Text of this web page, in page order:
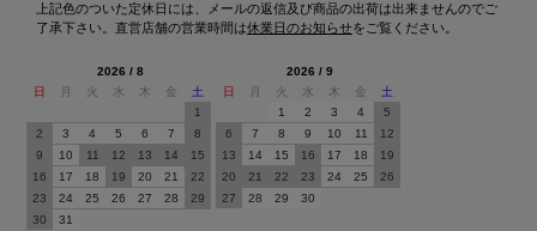
上記色のついた定休日には、メールの返信及び商品の出荷は出来ませんのでご
了承下さい。直営店舗の営業時間は休業日のお知らせをご覧ください。
2026 / 8
日
月 火 水 木 金
土
1
2
3 4 5 6 7
8
9
10 11 12 13 14
15
16
17 18 19 20 21
22
23
24 25 26 27 28
29
30
31
2026 / 9
日
月 火 水 木 金
土
1
2 3 4
5
6
7 8 9 10 11
12
13
14 15 16 17 18
19
20
21 22 23 24 25
26
27
28 29 30